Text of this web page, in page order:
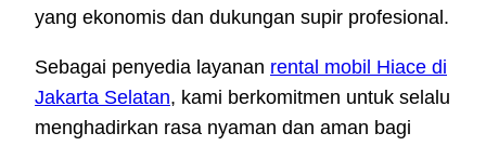
yang ekonomis dan dukungan supir profesional.
Sebagai penyedia layanan rental mobil Hiace di
Jakarta Selatan, kami berkomitmen untuk selalu
menghadirkan rasa nyaman dan aman bagi